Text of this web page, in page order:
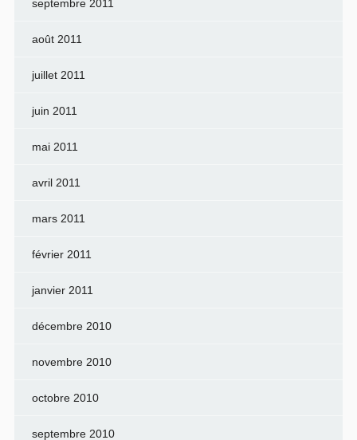
septembre 2011
août 2011
juillet 2011
juin 2011
mai 2011
avril 2011
mars 2011
février 2011
janvier 2011
décembre 2010
novembre 2010
octobre 2010
septembre 2010